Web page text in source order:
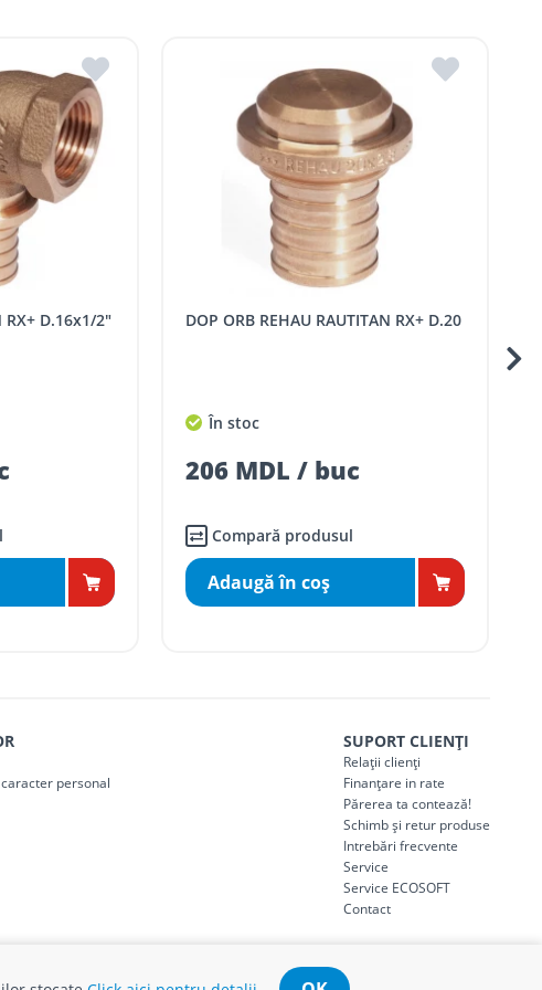
ROMSTAL.
apropiat magazin ROMSTAL.
DOP ORB REHAU RAUTITAN RX+ D.20
În stoc
206 MDL / buc
Compară produsul
Adaugă în coş
personal
SUPORT CLIENȚI
Relații clienți
Finanțare in rate
Părerea ta contează!
Schimb și retur produse
Intrebări frecvente
Service
Service ECOSOFT
Contact